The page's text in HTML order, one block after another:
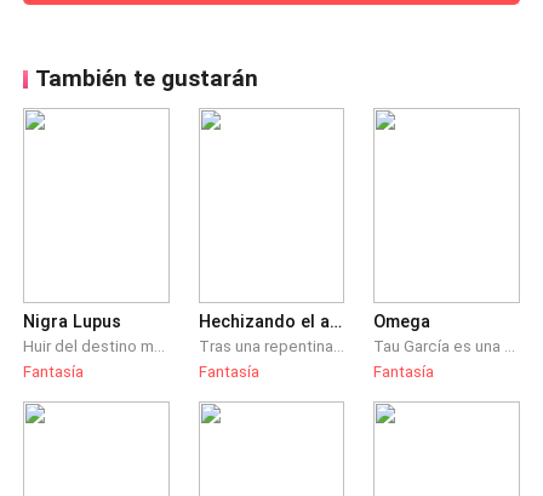
También te gustarán
Nigra Lupus
Huir del destino marcado nunca es fácil, pero cuando posees una voluntad de hierro, cualquier cosa es posible. Ahora una única pregunta quedaba por responder. ¿Cuánto tardaría él en encontrarla?
Fantasía
Hechizando el amor de una sirena
Tras una repentina pérdida, Riley se ve obligado a robar el secreto de las sirenas, esos seres que le destrozaron la vida y que tanto odia y teme, pero, ¿Qué hará cuando en su camino se interponga Meredith? aquella sirena le pondrá la vida de cabezas y le hará dudar cada decisión. ¿Riley será capaz de descubrir quien es su verdadero enemigo o los sentimientos por la criatura le nublarán los sentidos?
Fantasía
Omega
Tau García es una Omega dispuesta a todo con tal de lograr su objetivo de ingresar a los Servicios de Seguridad del Estado (SSE), luego de haber pasado por el Ejército. Se deberá enfrentar a diversos obstáculos y tratará de ignorar tanto su naturaleza, como al Alfa que aparece en su vida, para lograr su sueño.
Fantasía